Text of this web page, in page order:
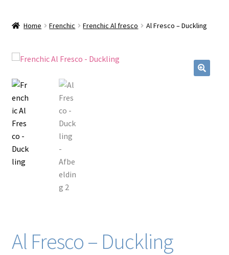
Shop
Blog / DIY / Tutorials
Over mij
Home Frenchic Frenchic Al fresco Al Fresco – Duckling
Al Fresco – Duckling